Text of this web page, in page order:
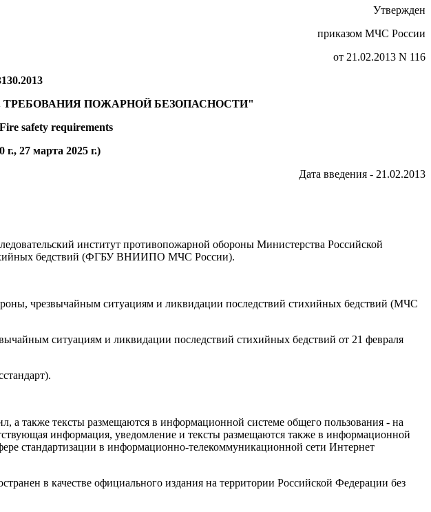
Утвержден
приказом МЧС России
от 21.02.2013 N 116
ПОЖАРНОЙ БЕЗОПАСНОСТИ"
safety requirements
г., 27 марта 2025 г.)
Дата введения - 21.02.2013
институт противопожарной обороны Министерства Российской
бедствий (ФГБУ ВНИИПО МЧС России).
чрезвычайным ситуациям и ликвидации последствий стихийных бедствий (МЧС
ситуациям и ликвидации последствий стихийных бедствий от 21 февраля
также тексты размещаются в информационной системе общего пользования - на
информация, уведомление и тексты размещаются также в информационной
стандартизации в информационно-телекоммуникационной сети Интернет
в качестве официального издания на территории Российской Федерации без